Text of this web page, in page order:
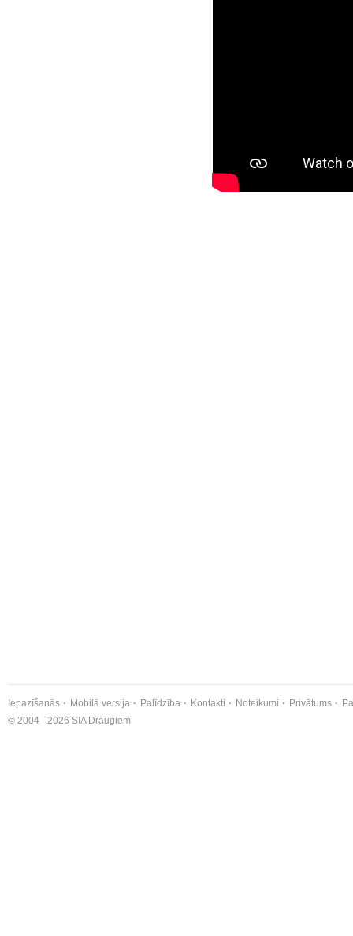
Iepazīšanās Mobilā versija Palīdzība Kontakti Noteikumi Privātums
© 2004 - 2026 SIA Draugiem